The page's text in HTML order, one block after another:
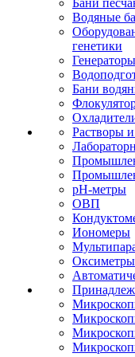
Бани
Водяные
генетики
Бани
Растворы
pH-метры
ОВП
Иономеры
Оксиметры